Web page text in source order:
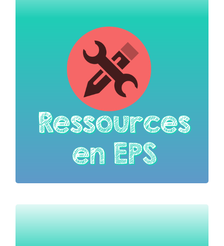
des séances d’EPS au sein de l’école.
Programmes de l’éducation
Programmer l’EPS à l’école
Guide pratique pour l’enseignant
L’orientation au Cycle 1
Aménager une séance EPS contexte COVID